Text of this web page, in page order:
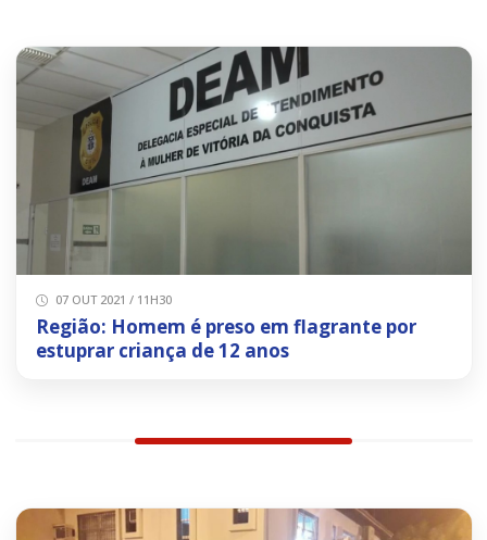
07 OUT 2021 / 11H30
Região: Homem é preso em flagrante por
estuprar criança de 12 anos